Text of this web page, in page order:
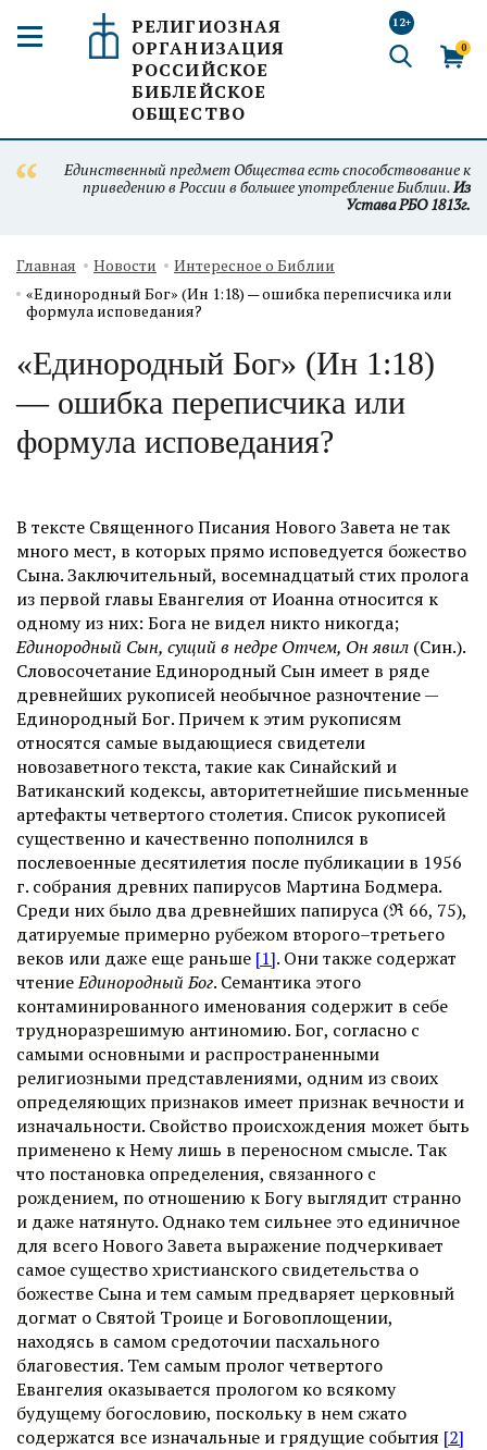
РЕЛИГИОЗНАЯ
ОРГАНИЗАЦИЯ
РОССИЙСКОЕ
БИБЛЕЙСКОЕ
ОБЩЕСТВО
12+
0
Единственный предмет Общества есть способствование к
приведению в России в большее употребление Библии.Из
Устава РБО 1813г.
Главная Новости
Интересное о Библии
«Единородный Бог» (Ин 1:18) — ошибка переписчика или
формула исповедания?
«Единородный Бог» (Ин 1:18)
— ошибка переписчика или
формула исповедания?
В тексте Священного Писания Нового Завета не так
много мест, в которых прямо исповедуется божество
Сына. Заключительный, восемнадцатый стих пролога
из первой главы Евангелия от Иоанна относится к
одному из них: Бога не видел никто никогда;
Единородный Сын, сущий в недре Отчем, Он явил (Син.).
Словосочетание Единородный Сын имеет в ряде
древнейших рукописей необычное разночтение —
Единородный Бог. Причем к этим рукописям
относятся самые выдающиеся свидетели
новозаветного текста, такие как Синайский и
Ватиканский кодексы, авторитетнейшие письменные
артефакты четвертого столетия. Список рукописей
существенно и качественно пополнился в
послевоенные десятилетия после публикации в 1956
г. собрания древних папирусов Мартина Бодмера.
Среди них было два древнейших папируса (ℜ 66, 75),
датируемые примерно рубежом второго–третьего
веков или даже еще раньше [1]. Они также содержат
чтениеЕдинородный Бог. Семантика этого
контаминированного именования содержит в себе
трудноразрешимую антиномию. Бог, согласно с
самыми основными и распространенными
религиозными представлениями, одним из своих
определяющих признаков имеет признак вечности и
изначальности. Свойство происхождения может быть
применено к Нему лишь в переносном смысле. Так
что постановка определения, связанного с
рождением, по отношению к Богу выглядит странно
и даже натянуто. Однако тем сильнее это единичное
для всего Нового Завета выражение подчеркивает
самое существо христианского свидетельства о
божестве Сына и тем самым предваряет церковный
догмат о Святой Троице и Боговоплощении,
находясь в самом средоточии пасхального
благовестия. Тем самым пролог четвертого
Евангелия оказывается прологом ко всякому
будущему богословию, поскольку в нем сжато
содержатся все изначальные и грядущие события [2]